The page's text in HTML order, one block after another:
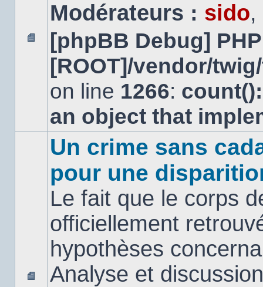
Aucun
message
non
Modérateurs : sido,
[phpBB Debug]
[ROOT]/vendor/
on line 1266:
an object that
Un crime sans
pour une
Le fait que le corps
officiellement
hypothèses
Analyse et